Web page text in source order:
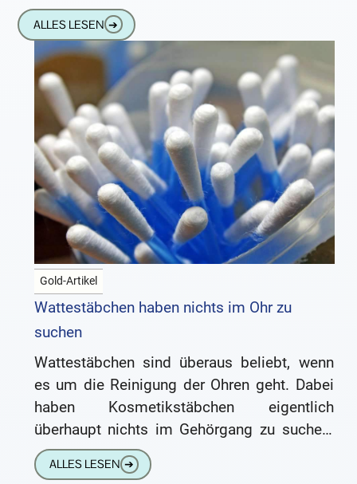
Lautsprecher (Hörer), die nadelfeine
Öffnungen haben. Sowohl Im-Ohr-Geräte
(IdO) als
ALLES LESEN ➔
Gold-Artikel
Wattestäbchen haben nichts im Ohr zu
suchen
Wattestäbchen sind überaus beliebt, wenn
es um die Reinigung der Ohren geht. Dabei
haben Kosmetikstäbchen eigentlich
überhaupt nichts im Gehörgang zu suchen!
Wir erklären Ihnen, weshalb das so
gefährlich ist.
ALLES LESEN ➔